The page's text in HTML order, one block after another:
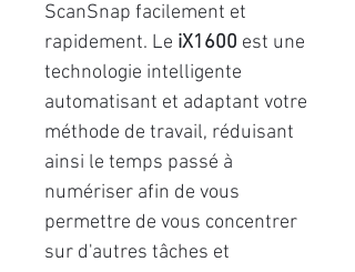
ScanSnap facilement et
rapidement. Le iX1600 est une
technologie intelligente
automatisant et adaptant votre
méthode de travail, réduisant
ainsi le temps passé à
numériser afin de vous
permettre de vous concentrer
sur d'autres tâches et